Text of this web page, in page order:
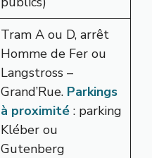
Tram A ou D, arrêt
Homme de Fer ou
Langstross –
Grand’Rue. Parkings
à proximité : parking
Kléber ou
Gutenberg